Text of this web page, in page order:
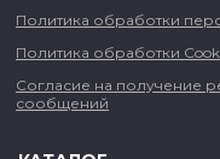
Политика обработки
Политика обработки
Согласие на получение
сообщений